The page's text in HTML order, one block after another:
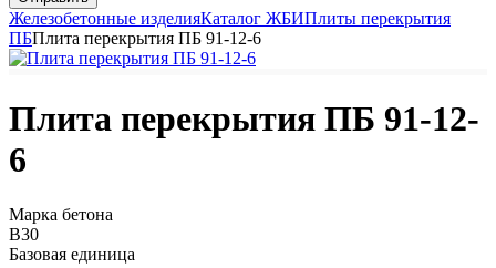
Железобетонные изделияКаталог ЖБИПлиты перекрытия
ПБПлита перекрытия ПБ 91-12-6
Плита перекрытия ПБ 91-12-
6
Марка бетона
B30
Базовая единица